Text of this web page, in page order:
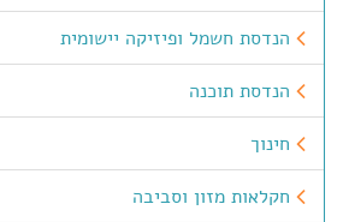
הנדסת חשמל ופיזיקה יישומית
הנדסת תוכנה
חינוך
חקלאות מזון וסביבה